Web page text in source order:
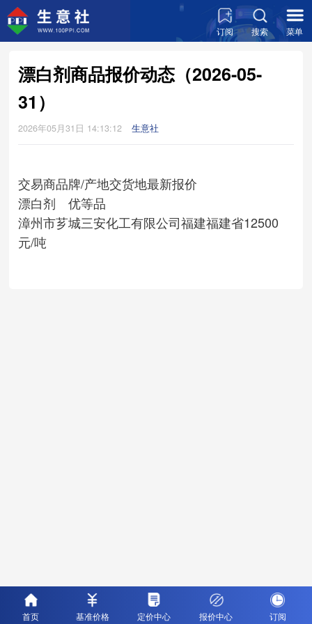
订阅 搜索 菜单
漂白剂商品报价动态（2026-05-
31）
2026年05月31日 14:13:12 生意社
交易商品牌/产地交货地最新报价
漂白剂 优等品
漳州市芗城三安化工有限公司福建福建省12500
元/吨
首页 基准价格 定价中心 报价中心 订阅